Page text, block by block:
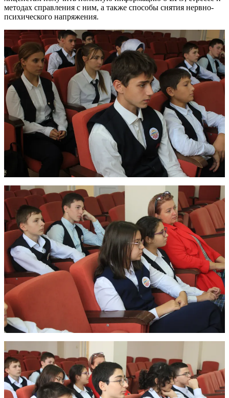
методах справления с ним, а также способы снятия нервно-
психического напряжения.